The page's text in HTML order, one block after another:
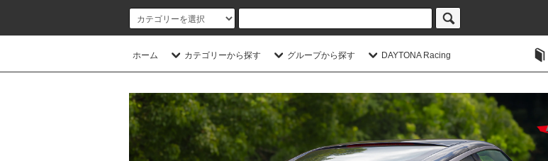
ホーム カテゴリーから探す グループから探す DAYTONA Racing